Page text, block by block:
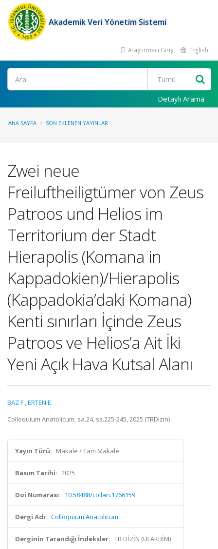
Akademik Veri Yönetim Sistemi
Araştırmacı Girişi English
Ara
Detaylı Arama
ANA SAYFA SON EKLENEN YAYINLAR
Zwei neue
Freiluftheiligtümer von Zeus
Patroos und Helios im
Territorium der Stadt
Hierapolis (Komana in
Kappadokien)/Hierapolis
(Kappadokia’daki Komana)
Kenti sınırları İçinde Zeus
Patroos ve Helios’a Ait İki
Yeni Açık Hava Kutsal Alanı
BAZ F.,ERTEN E.
Colloquium Anatolicum, sa.24, ss.225-245, 2025 (TRDizin)
Yayın Türü: Makale / Tam Makale
Basım Tarihi: 2025
Doi Numarası: 10.58488/collan.1766159
Dergi Adı: Colloquium Anatolicum
Derginin Tarandığı İndeksler: TR DİZİN (ULAKBİM)